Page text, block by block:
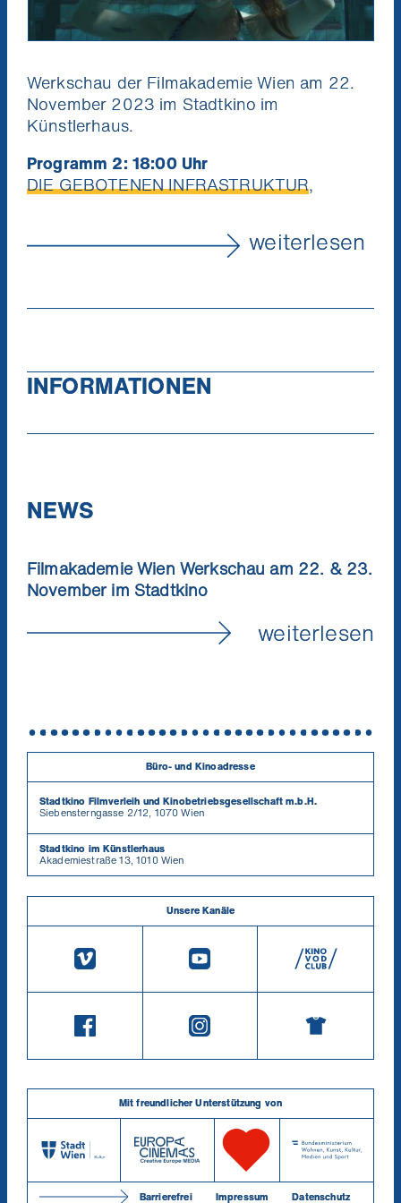
Werkschau der Filmakademie Wien am 22.
November 2023 im Stadtkino im
Künstlerhaus.
Programm 2: 18:00 Uhr
DIE GEBOTENEN INFRASTRUKTUR,
ALS ER EIN STAR WAR, Kurzspielfilm, 27
weiterlesen
NEWS
Filmakademie Wien Werkschau am 22. & 23.
November im Stadtkino
weiterlesen
INFORMATIONEN
Büro- und Kinoadresse
Stadtkino Filmverleih und Kinobetriebsgesellschaft m.b.H.
Siebensterngasse 2/12, 1070 Wien
Stadtkino im Künstlerhaus
Akademiestraße 13, 1010 Wien
Unsere Kanäle
Mit freundlicher Unterstützung von
Barrierefrei Impressum Datenschutz